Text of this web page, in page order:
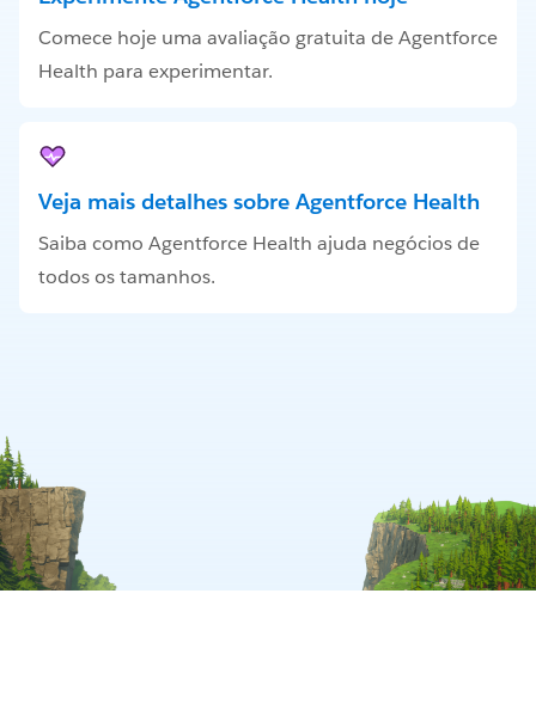
Comece hoje uma avaliação gratuita de Agentforce
Health para experimentar.
Veja mais detalhes sobre Agentforce Health
Saiba como Agentforce Health ajuda negócios de
todos os tamanhos.